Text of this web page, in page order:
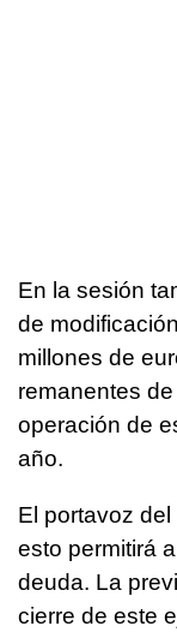
En la sesión
de
millones de
remanentes
operación de
año.
El portavoz
esto permitirá
deuda. La
cierre de este